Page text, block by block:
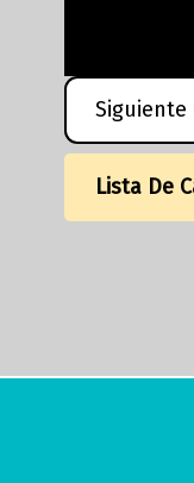
Siguiente
Lista De